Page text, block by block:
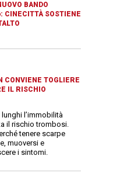
BANDO
CINECITTÀ SOSTIENE
CONVIENE TOGLIERE
IL RISCHIO
lunghi l’immobilità
il rischio trombosi.
tenere scarpe
muoversi e
i sintomi.